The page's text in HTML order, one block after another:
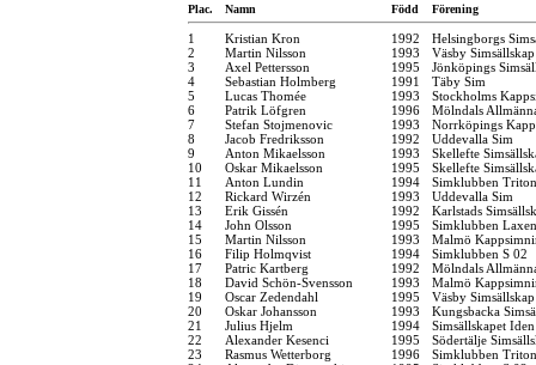
Plac. Namn Född Förening
1 Kristian Kron 1992
Helsingborgs
2
Martin Nilsson 1993
Väsby Simsällskap
3
Axel Pettersson 1995
Jönköpings
4
Sebastian Holmberg 1991
Täby Sim
5
Lucas Thomée 1993
Stockholms
6
Patrik Löfgren 1996
Mölndals
7
Stefan Stojmenovic 1993
Norrköpings
8
Jacob Fredriksson 1992
Uddevalla Sim
9
Anton Mikaelsson 1993
Skellefte
10
Oskar Mikaelsson 1995
Skellefte
11
Anton Lundin 1994
Simklubben Triton
12
Rickard Wirzén 1993
Uddevalla Sim
13
Erik Gissén 1992
Karlstads
14
John Olsson 1995
Simklubben Laxen
15
Martin Nilsson 1993
Malmö
16
Filip Holmqvist 1994
Simklubben S 02
17
Patric Kartberg 1992
Mölndals
18
David Schön-Svensson 1993
Malmö
19
Oscar Zedendahl 1995
Väsby Simsällskap
20
Oskar Johansson 1993
Kungsbacka
21
Julius Hjelm 1994
Simsällskapet Iden
22
Alexander Kesenci 1995
Södertälje
23
Rasmus Wetterborg 1996
Simklubben Triton